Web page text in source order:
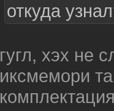
откуда
гугл, хэх не
иксмемори